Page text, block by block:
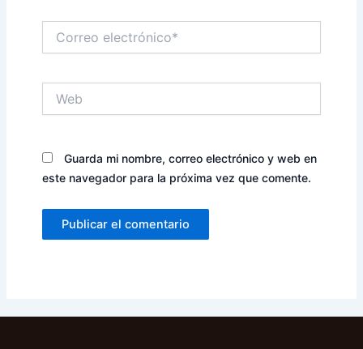
electrónico*
Guarda mi nombre, correo electrónico y web en
este navegador para la próxima vez que comente.